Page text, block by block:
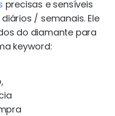
precisas e sensíveis
/ semanais. Ele
do diamante para
keyword: